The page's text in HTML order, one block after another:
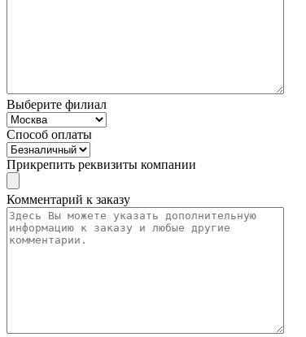
Выберите филиал
Способ оплаты
Прикрепить реквизиты компании
Комментарий к заказу